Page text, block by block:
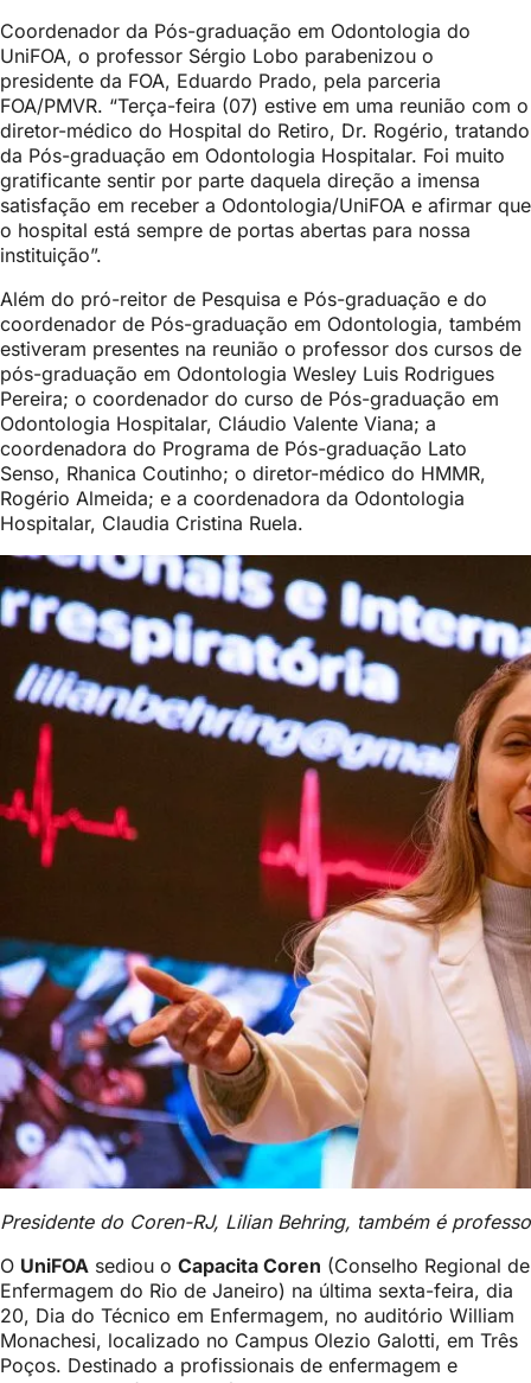
Coordenador da Pós-graduação em Odontologia do
UniFOA, o professor Sérgio Lobo parabenizou o
presidente da FOA, Eduardo Prado, pela parceria
FOA/PMVR. “Terça-feira (07) estive em uma reunião com o
diretor-médico do Hospital do Retiro, Dr. Rogério, tratando
da Pós-graduação em Odontologia Hospitalar. Foi muito
gratificante sentir por parte daquela direção a imensa
satisfação em receber a Odontologia/UniFOA e afirmar que
o hospital está sempre de portas abertas para nossa
instituição”.
Além do pró-reitor de Pesquisa e Pós-graduação e do
coordenador de Pós-graduação em Odontologia, também
estiveram presentes na reunião o professor dos cursos de
pós-graduação em Odontologia Wesley Luis Rodrigues
Pereira; o coordenador do curso de Pós-graduação em
Odontologia Hospitalar, Cláudio Valente Viana; a
coordenadora do Programa de Pós-graduação Lato
Senso, Rhanica Coutinho; o diretor-médico do HMMR,
Rogério Almeida; e a coordenadora da Odontologia
Hospitalar, Claudia Cristina Ruela.
Presidente do Coren-RJ, Lilian Behring, também é
O UniFOA sediou o Capacita Coren (Conselho Regional de
Enfermagem do Rio de Janeiro) na última sexta-feira, dia
20, Dia do Técnico em Enfermagem, no auditório William
Monachesi, localizado no Campus Olezio Galotti, em Três
Poços. Destinado a profissionais de enfermagem e